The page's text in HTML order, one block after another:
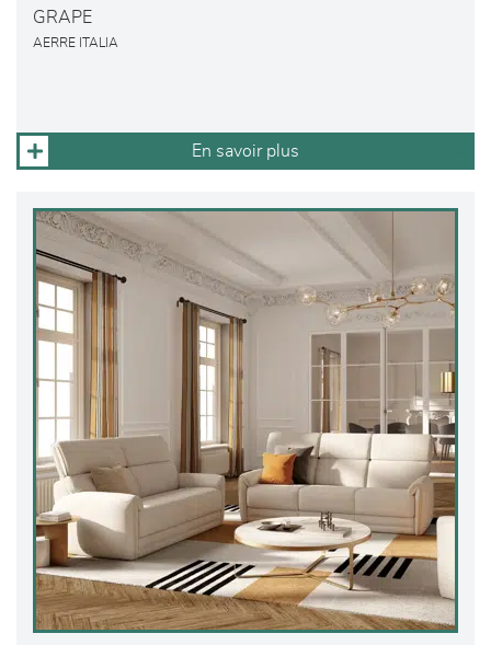
GRAPE
AERRE ITALIA
En savoir plus